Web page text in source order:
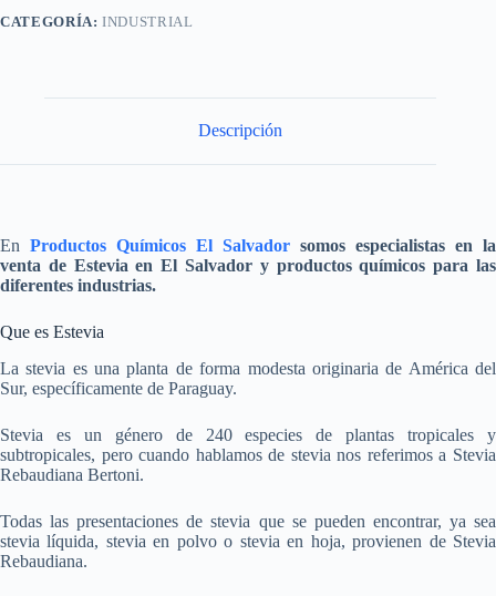
CATEGORÍA:INDUSTRIAL
Descripción
En Productos Químicos El Salvador somos especialistas en la
venta de Esteviaen El Salvador y productos químicos para las
diferentes industrias.
Que es Estevia
La stevia es una planta de forma modesta originaria de América del
Sur, específicamente de Paraguay.
Stevia es un género de 240 especies de plantas tropicales y
subtropicales, pero cuando hablamos de stevia nos referimos a Stevia
Rebaudiana Bertoni.
Todas las presentaciones de stevia que se pueden encontrar, ya sea
stevia líquida, stevia en polvo o stevia en hoja, provienen de Stevia
Rebaudiana.